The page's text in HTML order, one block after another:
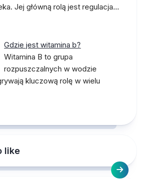
Jej główną rolą jest regulacja…
Gdzie jest witamina b?
Witamina B to grupa
rozpuszczalnych w wodzie
kluczową rolę w wielu
like